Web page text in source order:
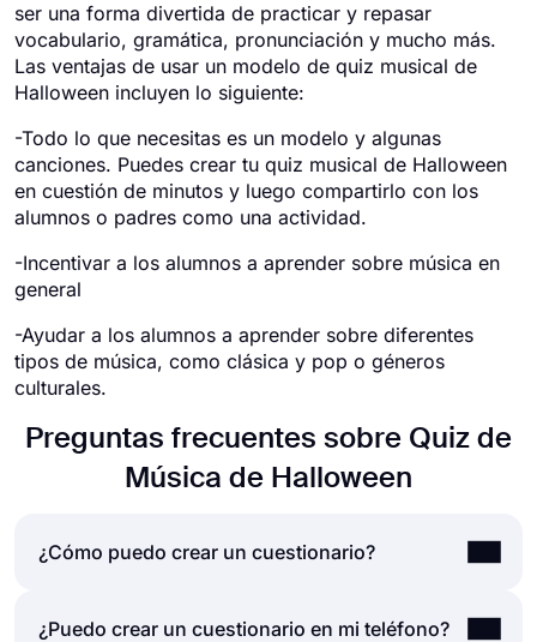
ser una forma divertida de practicar y repasar
vocabulario, gramática, pronunciación y mucho más.
Las ventajas de usar un modelo de quiz musical de
Halloween incluyen lo siguiente:
-Todo lo que necesitas es un modelo y algunas
canciones. Puedes crear tu quiz musical de Halloween
en cuestión de minutos y luego compartirlo con los
alumnos o padres como una actividad.
-Incentivar a los alumnos a aprender sobre música en
general
-Ayudar a los alumnos a aprender sobre diferentes
tipos de música, como clásica y pop o géneros
culturales.
Preguntas frecuentes sobre Quiz de
Música de Halloween
¿Cómo puedo crear un cuestionario?
Si desea crear un cuestionario para amigos o su
¿Puedo crear un cuestionario en mi teléfono?